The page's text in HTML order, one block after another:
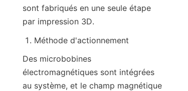
sont fabriqués en une seule étape
par impression 3D.
Méthode d'actionnement
Des microbobines
électromagnétiques sont intégrées
au système, et le champ magnétique